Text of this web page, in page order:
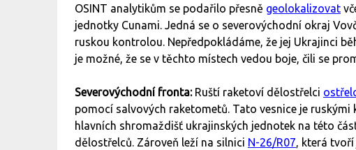
OSINT analytikům se podařilo přesně geolokalizovat
jednotky Cunami. Jedná se o severovýchodní okraj
ruskou kontrolou. Nepředpokládáme, že jej Ukrajinci
je možné, že se v těchto místech vedou boje, čili se
Severovýchodní fronta: Ruští raketoví dělostřelci
pomocí salvových raketometů. Tato vesnice je
hlavních shromaždišť ukrajinských jednotek na této
dělostřelců. Zároveň leží na silnici N-26/R07, která